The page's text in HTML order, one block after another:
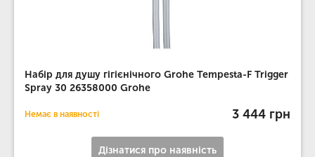
Набір для душу гігієнічного Grohe Tempesta-F Trigger
Spray 30 26358000 Grohe
Немає в наявності 3 444 грн
Дізнатися про наявність